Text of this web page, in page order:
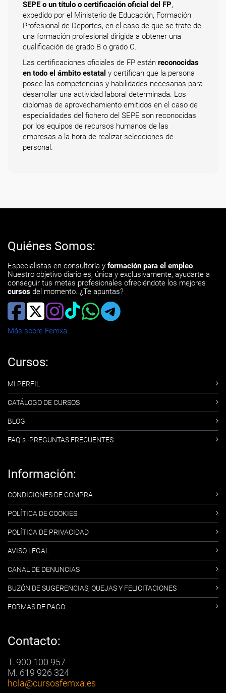
SEPE o un título o certificación oficial del FP,
expedido por el Ministerio de Educación, Formación
Profesional de Deportes, en el caso de que se trate de
una formación profesional dirigida a obtener una
cualificación de grado B o grado C.
Las certificaciones oficiales de FP están reconocidas
en todo el ámbito estatal y certifican que la persona
posee las competencias y habilidades necesarias para
desarrollar una actividad laboral determinada. Los
diplomas de aprovechamiento emitidos en el caso de
especialidades del fichero del SEPE son reconocidas
por los equipos de recursos humanos de las
empresas a la hora de realizar selecciones de
personal.
Quiénes Somos:
Especialistas en consultoría y formación para el empleo.
Nuestro objetivo diario es, única y exclusivamente, ayudarte a
conseguir tus metas profesionales ofreciéndote los mejores
cursos del momento. ¿Te apuntas?
Más sobre Femxa
Cursos:
MI PERFIL
CATÁLOGO DE CURSOS
BLOG
FAQ´s -PREGUNTAS FRECUENTES
Información:
CONDICIONES DE COMPRA
POLÍTICA DE COOKIES
POLÍTICA DE PRIVACIDAD
AVISO LEGAL
CANAL DE DENUNCIAS
BUZÓN DE SUGERENCIAS, QUEJAS Y FELICITACIONES
FORMAS DE PAGO
Contacto:
T. 900 100 957
M. 619 926 324
hola@cursosfemxa.es